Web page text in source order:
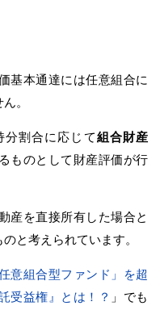
基本通達には任意組合に
。
割合に応じて組合財産
ものとして財産評価が行
産を直接所有した場合と
のと考えられています。
任意組合型ファンド」を超
受益権』とは！？ 」でも